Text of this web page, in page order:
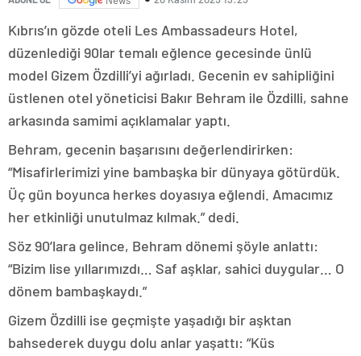
Kıbrıs’ın gözde oteli Les Ambassadeurs Hotel,
düzenlediği 90lar temalı eğlence gecesinde ünlü
model Gizem Özdilli’yi ağırladı. Gecenin ev sahipliğini
üstlenen otel yöneticisi Bakır Behram ile Özdilli, sahne
arkasında samimi açıklamalar yaptı.
Behram, gecenin başarısını değerlendirirken:
“Misafirlerimizi yine bambaşka bir dünyaya götürdük.
Üç gün boyunca herkes doyasıya eğlendi. Amacımız
her etkinliği unutulmaz kılmak.” dedi.
Söz 90’lara gelince, Behram dönemi şöyle anlattı:
“Bizim lise yıllarımızdı… Saf aşklar, sahici duygular… O
dönem bambaşkaydı.”
Gizem Özdilli ise geçmişte yaşadığı bir aşktan
bahsederek duygu dolu anlar yaşattı: “Küs